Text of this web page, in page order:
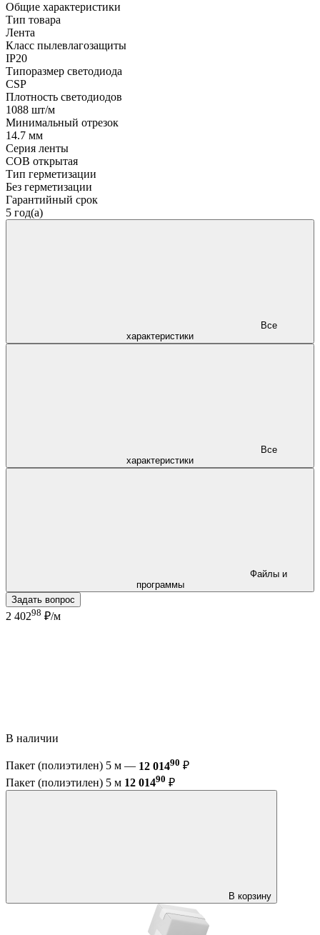
Общие характеристики
Тип товара
Лента
Класс пылевлагозащиты
IP20
Типоразмер светодиода
CSP
Плотность светодиодов
1088 шт/м
Минимальный отрезок
14.7 мм
Серия ленты
COB открытая
Тип герметизации
Без герметизации
Гарантийный срок
5 год(а)
характеристики
характеристики
программы
Задать вопрос
2 40298 ₽/м
В наличии
Пакет (полиэтилен) 5 м — 12 01490 ₽
Пакет (полиэтилен) 5 м 12 01490 ₽
В корзину